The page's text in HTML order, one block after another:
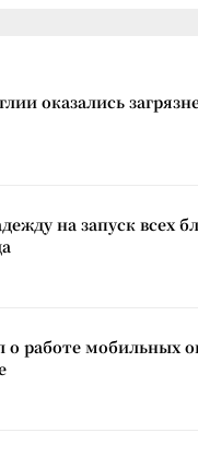
оказались
на запуск всех
о работе мобильных